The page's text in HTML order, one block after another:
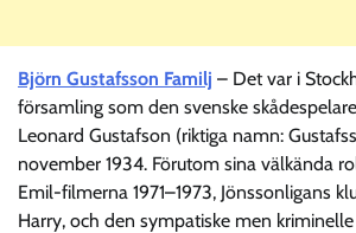
Björn Gustafsson Familj – Det var i
församling som den svenske
Leonard Gustafson (riktiga namn:
november 1934. Förutom sina välkända
Emil-filmerna 1971–1973, Jönssonligans
Harry, och den sympatiske men